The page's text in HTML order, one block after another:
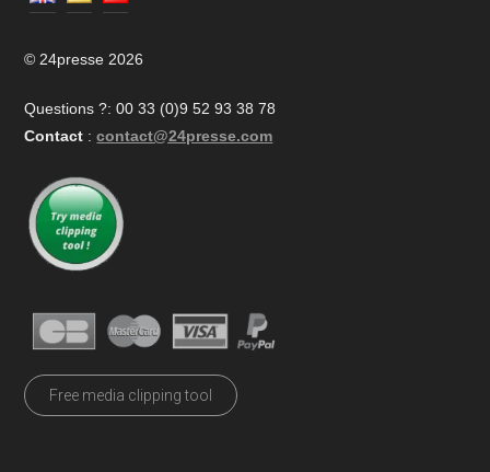
© 24presse 2026
Questions ?: 00 33 (0)9 52 93 38 78
Contact : contact@24presse.com
Free media clipping tool